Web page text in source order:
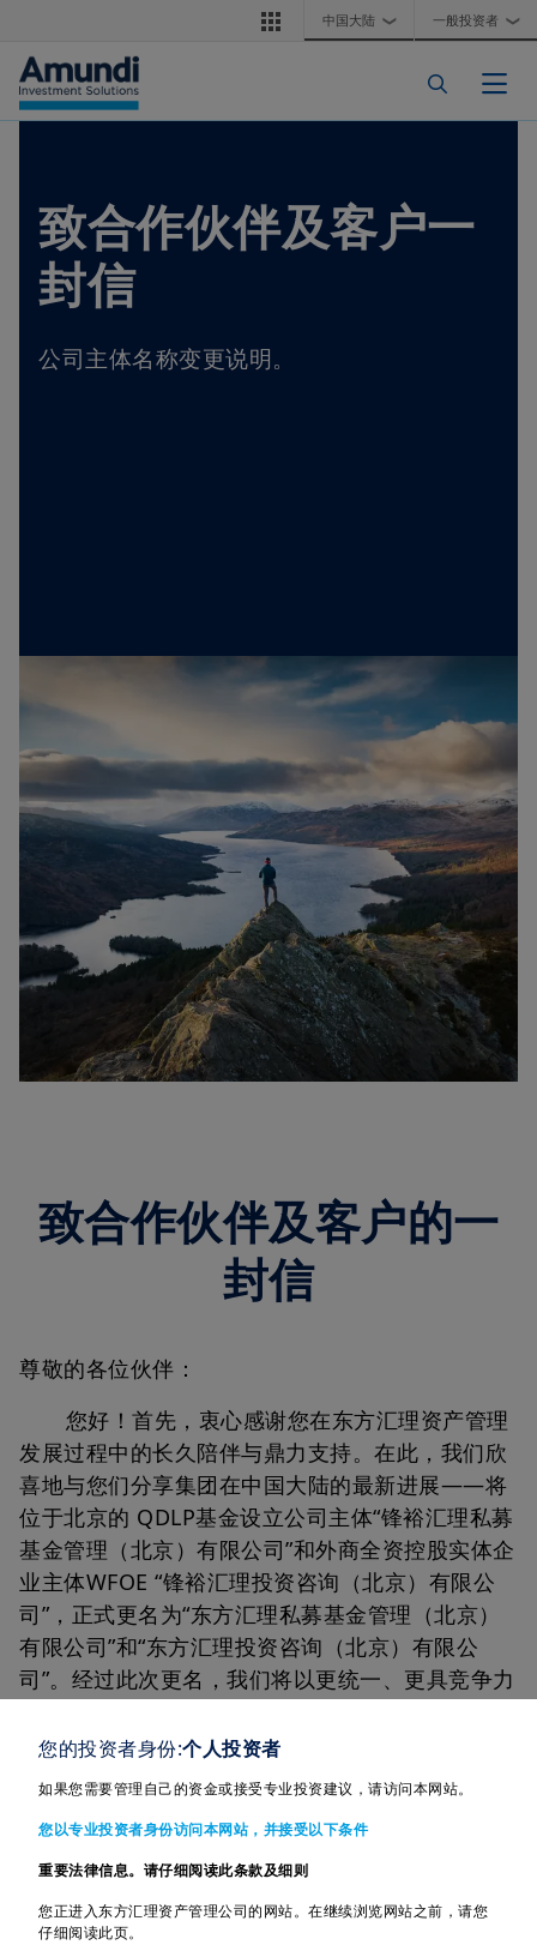
中国大陆 ❯ 一般投资者 ❯
您的投资者身份:个人投资者
如果您需要管理自己的资金或接受专业投资建议，请访问本网站。
您以专业投资者身份访问本网站，并接受以下条件
重要法律信息。请仔细阅读此条款及细则
您正进入东方汇理资产管理公司的网站。在继续浏览网站之前，请您
仔细阅读此页。
致合作伙伴及客户一
封信
公司主体名称变更说明。
致合作伙伴及客户的一
封信
尊敬的各位伙伴：
您好！首先，衷心感谢您在东方汇理资产管理
发展过程中的长久陪伴与鼎力支持。在此，我们欣
喜地与您们分享集团在中国大陆的最新进展——将
位于北京的 QDLP基金设立公司主体“锋裕汇理私募
基金管理（北京）有限公司”和外商全资控股实体企
业主体WFOE “锋裕汇理投资咨询（北京）有限公
司”，正式更名为“东方汇理私募基金管理（北京）
有限公司”和“东方汇理投资咨询（北京）有限公
司”。经过此次更名，我们将以更统一、更具竞争力
质的私募基金产品解决方案和高质量的全方位投资
咨询、战略合作服务。
回望过去，从1982年于香港成立东方汇理资产
管理香港有限公司起，东方汇理资管进入中国市场
超过17年：